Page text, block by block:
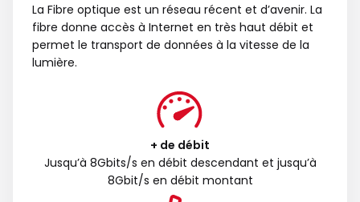
La Fibre optique est un réseau récent et d’avenir. La
fibre donne accès à Internet en très haut débit et
permet le transport de données à la vitesse de la
lumière.
+ de débit
Jusqu’à 8Gbits/s en débit descendant et jusqu’à
8Gbit/s en débit montant